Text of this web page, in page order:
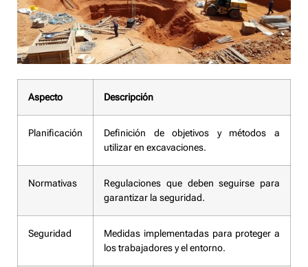
Aspecto Descripción
Planificación
Definición de objetivos y métodos a
utilizar en excavaciones.
Normativas
Regulaciones que deben seguirse para
garantizar la seguridad.
Seguridad
Medidas implementadas para proteger a
los trabajadores y el entorno.